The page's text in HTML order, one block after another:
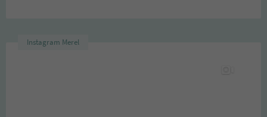
Instagram Merel